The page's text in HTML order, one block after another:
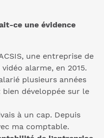
ce une évidence
une entreprise de
alarme, en 2015.
plusieurs années
bien développée sur le
à un cap. Depuis
ma comptable.